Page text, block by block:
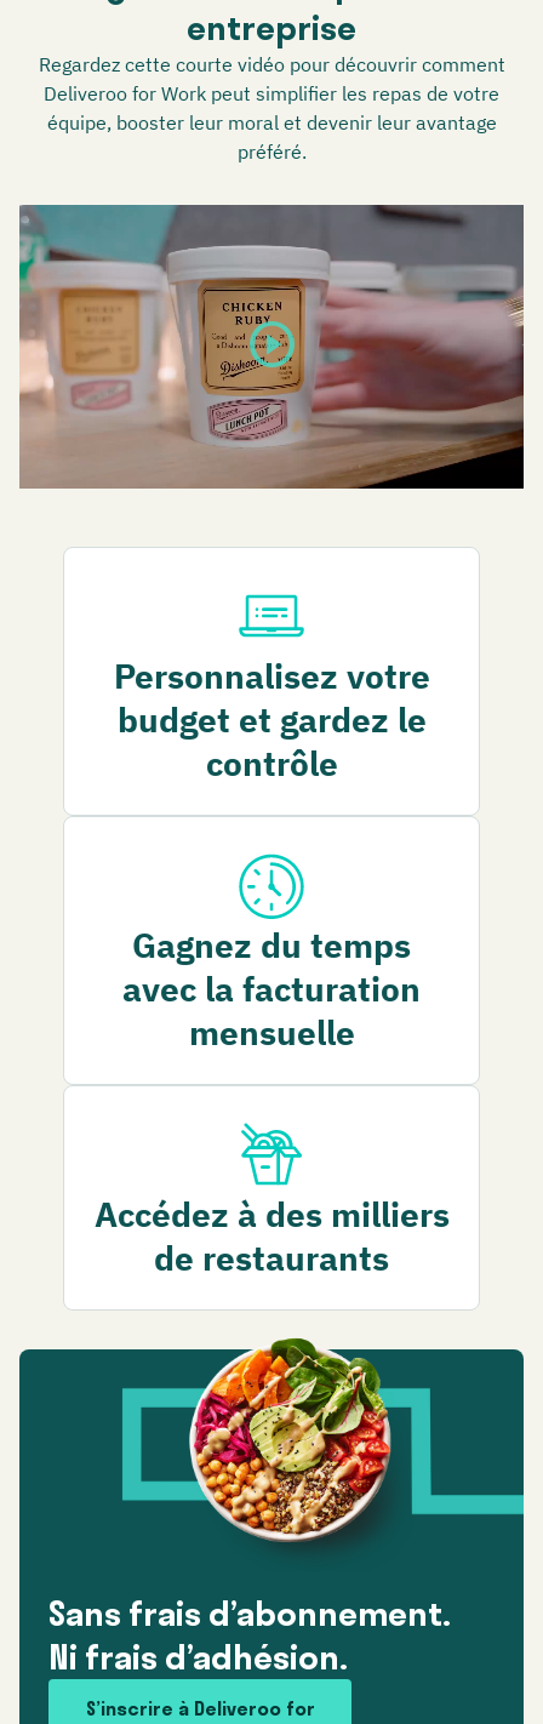
entreprise
Regardez cette courte vidéo pour découvrir comment
Deliveroo for Work peut simplifier les repas de votre
équipe, booster leur moral et devenir leur avantage
préféré.
play_circle
Personnalisez votre
budget et gardez le
contrôle
Gagnez du temps
avec la facturation
mensuelle
Accédez à des milliers
de restaurants
Sans frais d’abonnement.
Ni frais d’adhésion.
S’inscrire à Deliveroo for